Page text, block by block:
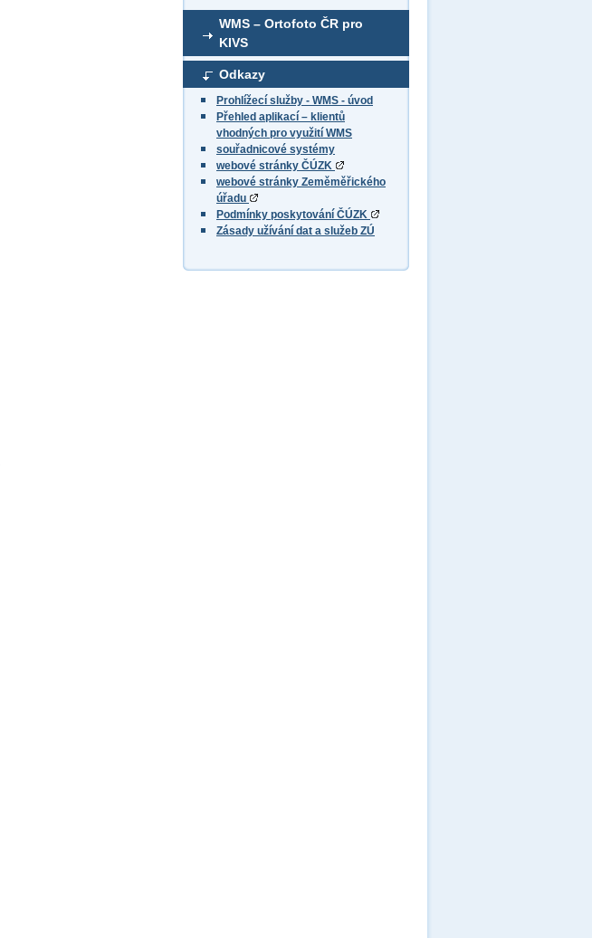
WMS – Ortofoto ČR pro
KIVS
Odkazy
Prohlížecí služby - WMS - úvod
Přehled aplikací – klientů
vhodných pro využití WMS
souřadnicové systémy
webové stránky ČÚZK
webové stránky Zeměměřického
úřadu
Podmínky poskytování ČÚZK
Zásady užívání dat a služeb ZÚ